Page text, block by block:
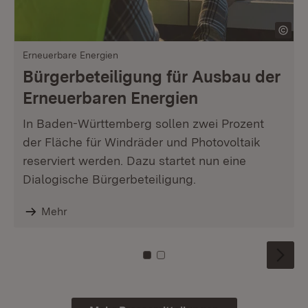
Erneuerbare Energien
Bürgerbeteiligung für Ausbau der
Erneuerbaren Energien
In Baden-Württemberg sollen zwei Prozent
der Fläche für Windräder und Photovoltaik
reserviert werden. Dazu startet nun eine
Dialogische Bürgerbeteiligung.
Mehr
Zu Kachel: 0
Zu Kachel: 1